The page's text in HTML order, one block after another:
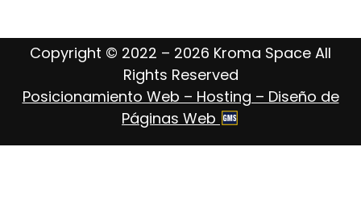
Copyright © 2022 – 2026 Kroma Space All
Rights Reserved
Posicionamiento Web – Hosting – Diseño de
Páginas Web